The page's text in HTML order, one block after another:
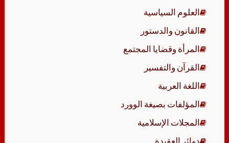
العلوم السياسية
القانون والدستور
المرأة وقضايا المجتمع
القرآن والتفسير
اللغة العربية
المؤلفات بصيغة الوورد
المجلات الإسلامية